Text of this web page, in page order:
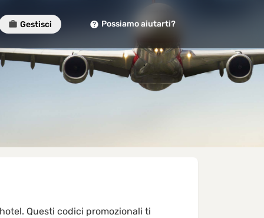
Gestisci Possiamo aiutarti?
Questi codici promozionali ti